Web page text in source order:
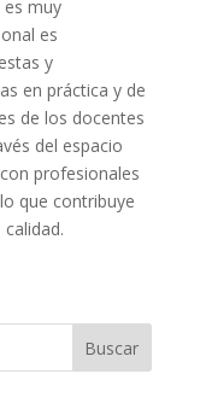
muy
es
y
en práctica y de
de los docentes
del espacio
profesionales
que contribuye